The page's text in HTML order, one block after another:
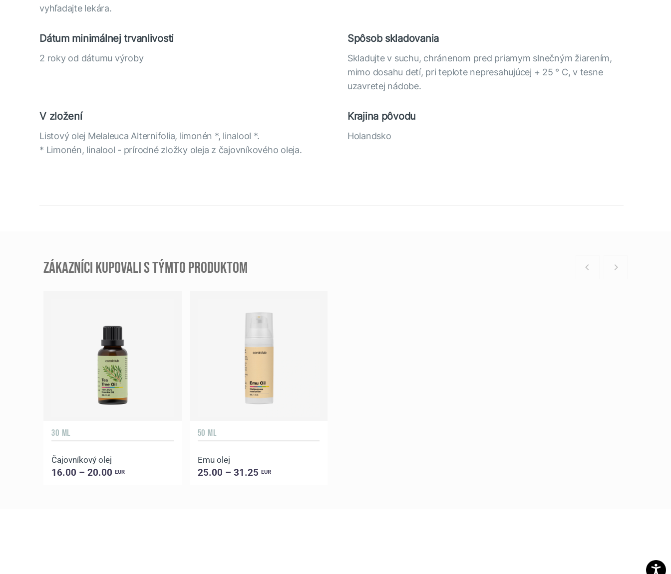
vyhľadajte lekára.
Dátum minimálnej trvanlivosti
2 roky od dátumu výroby
Spôsob skladovania
Skladujte v suchu, chránenom pred priamym slnečným žiarením,
mimo dosahu detí, pri teplote nepresahujúcej + 25 ° C, v tesne
uzavretej nádobe.
V zložení
Listový olej Melaleuca Alternifolia, limonén *, linalool *.
* Limonén, linalool - prírodné zložky oleja z čajovníkového oleja.
Krajina pôvodu
Holandsko
ZÁKAZNÍCI KUPOVALI S TÝMTO PRODUKTOM
30 ML
Čajovníkový olej
16.00 – 20.00EUR
50 ML
Emu olej
25.00 – 31.25 EUR